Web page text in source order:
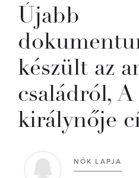
Újabb
készült az
családról,
királynője
NŐK LAPJA